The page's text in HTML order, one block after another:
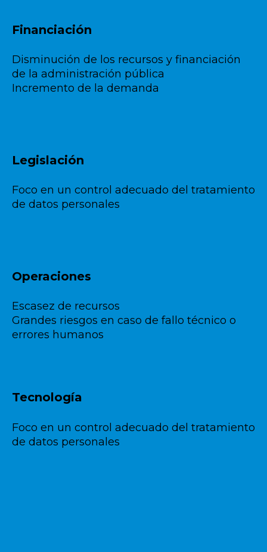
Financiación
Disminución de los recursos y financiación
de la administración pública
Incremento de la demanda
Legislación
Foco en un control adecuado del tratamiento
de datos personales
Operaciones
Escasez de recursos
Grandes riesgos en caso de fallo técnico o
errores humanos
Tecnología
Foco en un control adecuado del tratamiento
de datos personales